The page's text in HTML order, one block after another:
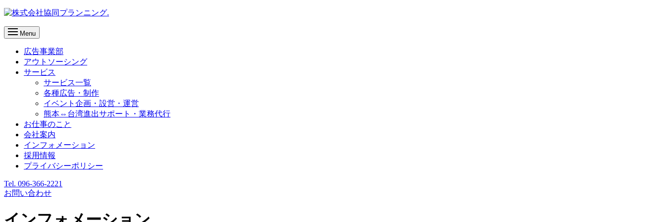
Menu
広告事業部
アウトソーシング
サービス
サービス一覧
各種広告・制作
イベント企画・設営・運営
熊本⇔台湾進出サポート・業務代行
お仕事のこと
会社案内
インフォメーション
採用情報
プライバシーポリシー
Tel. 096-366-2221
お問い合わせ